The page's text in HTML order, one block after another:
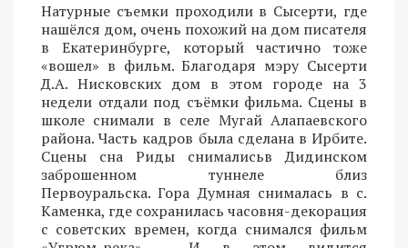
Натурные съемки проходили в Сысерти, где
нашёлся дом, очень похожий на дом писателя
в Екатеринбурге, который частично тоже
«вошел» в фильм. Благодаря мэру Сысерти
Д.А. Нисковских дом в этом городе на 3
недели отдали под съёмки фильма. Сцены в
школе снимали в селе Мугай Алапаевского
района. Часть кадров была сделана в Ирбите.
Сцены сна Риды снималисьв Дидинском
заброшенном туннеле близ
Первоуральска. Гора Думная снималась в с.
Каменка, где сохранилась часовня-декорация
с советских времен, когда снимался фильм